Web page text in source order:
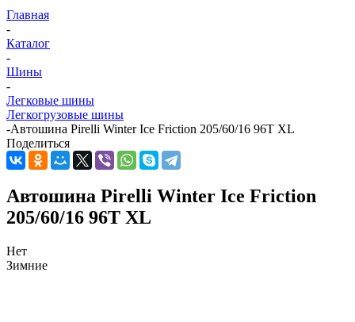
Главная
-
Каталог
-
Шины
-
Легковые шины
Легкогрузовые шины
-Автошина Pirelli Winter Ice Friction 205/60/16 96T XL
Поделиться
Автошина Pirelli Winter Ice Friction
205/60/16 96T XL
Нет
Зимние